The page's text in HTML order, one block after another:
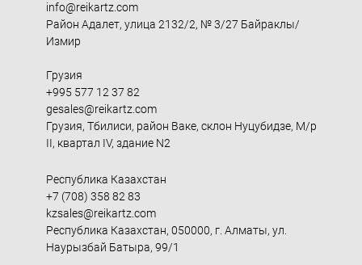
info@reikartz.com
Район Адалет, улица 2132/2, № 3/27 Байраклы/
Измир
Грузия
+995 577 12 37 82
gesales@reikartz.com
Грузия, Тбилиси, район Ваке, склон Нуцубидзе, М/р
II, квартал IV, здание N2
Республика Казахстан
+7 (708) 358 82 83
kzsales@reikartz.com
Республика Казахстан, 050000, г. Алматы, ул.
Наурызбай Батыра, 99/1